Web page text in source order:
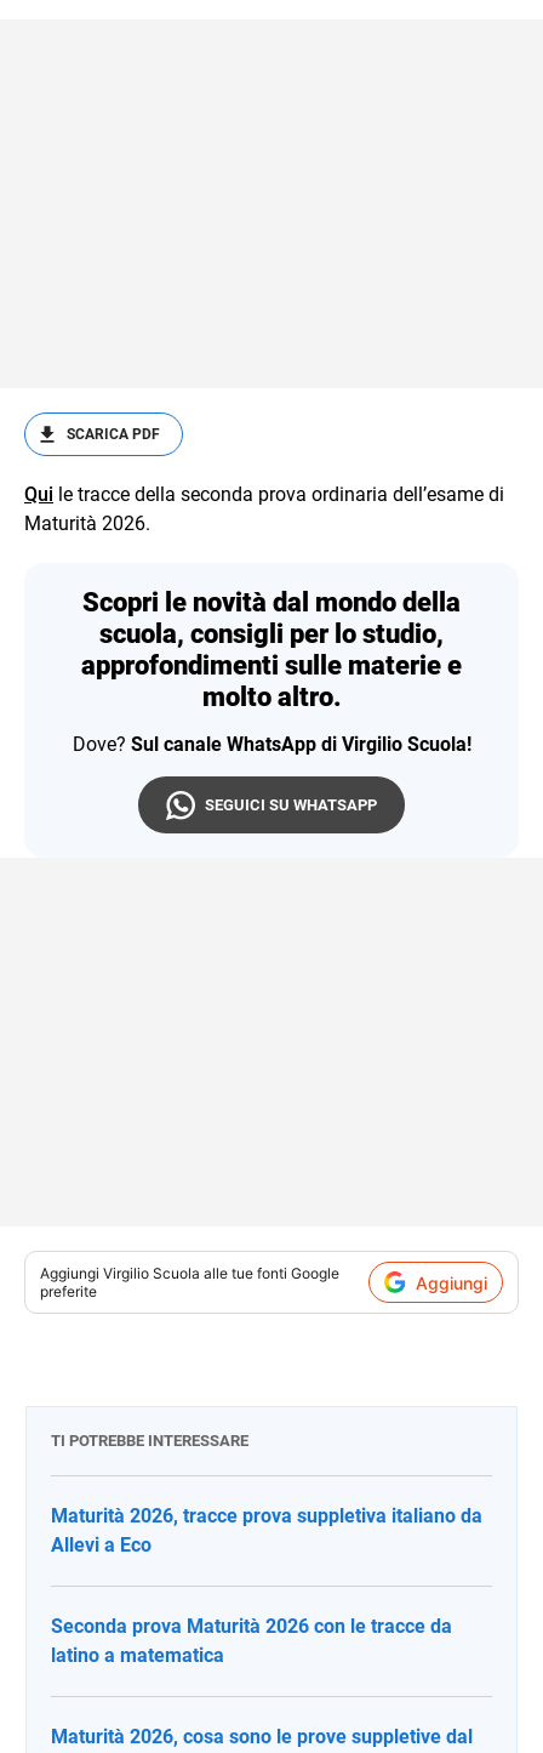
SCARICA PDF
Qui le tracce della seconda prova ordinaria dell’esame di
Maturità 2026.
Scopri le novità dal mondo della
scuola, consigli per lo studio,
approfondimenti sulle materie e
molto altro.
Dove? Sul canale WhatsApp di Virgilio Scuola!
SEGUICI SU WHATSAPP
Aggiungi Virgilio Scuola alle tue fonti Google
preferite
Aggiungi
TI POTREBBE INTERESSARE
Maturità 2026, tracce prova suppletiva italiano da
Allevi a Eco
Seconda prova Maturità 2026 con le tracce da
latino a matematica
Maturità 2026, cosa sono le prove suppletive dal